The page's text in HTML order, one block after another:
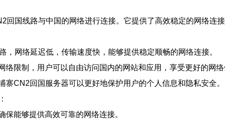
国线路与中国的网络进行连接。它提供了高效稳定的网络连
网络延迟低，传输速度快，能够提供稳定顺畅的网络连接。
限制，用户可以自由访问国内的网站和应用，享受更好的网络
CN2回国服务器可以更好地保护用户的个人信息和隐私安全。
能够提供高效可靠的网络连接。